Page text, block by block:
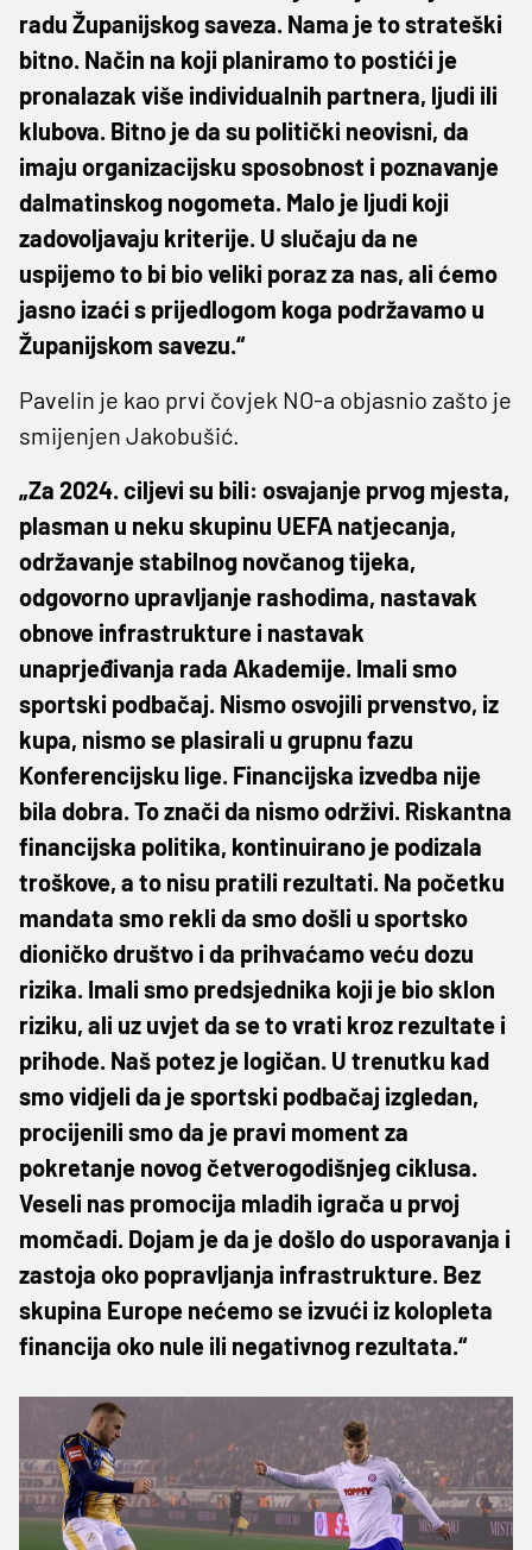
radu Županijskog saveza. Nama je to strateški
bitno. Način na koji planiramo to postići je
pronalazak više individualnih partnera, ljudi ili
klubova. Bitno je da su politički neovisni, da
imaju organizacijsku sposobnost i poznavanje
dalmatinskog nogometa. Malo je ljudi koji
zadovoljavaju kriterije. U slučaju da ne
uspijemo to bi bio veliki poraz za nas, ali ćemo
jasno izaći s prijedlogom koga podržavamo u
Županijskom savezu.“
Pavelin je kao prvi čovjek NO-a objasnio zašto je
smijenjen Jakobušić.
„Za 2024. ciljevi su bili: osvajanje prvog mjesta,
plasman u neku skupinu UEFA natjecanja,
održavanje stabilnog novčanog tijeka,
odgovorno upravljanje rashodima, nastavak
obnove infrastrukture i nastavak
unaprjeđivanja rada Akademije. Imali smo
sportski podbačaj. Nismo osvojili prvenstvo, iz
kupa, nismo se plasirali u grupnu fazu
Konferencijsku lige. Financijska izvedba nije
bila dobra. To znači da nismo održivi. Riskantna
financijska politika, kontinuirano je podizala
troškove, a to nisu pratili rezultati. Na početku
mandata smo rekli da smo došli u sportsko
dioničko društvo i da prihvaćamo veću dozu
rizika. Imali smo predsjednika koji je bio sklon
riziku, ali uz uvjet da se to vrati kroz rezultate i
prihode. Naš potez je logičan. U trenutku kad
smo vidjeli da je sportski podbačaj izgledan,
procijenili smo da je pravi moment za
pokretanje novog četverogodišnjeg ciklusa.
Veseli nas promocija mladih igrača u prvoj
momčadi. Dojam je da je došlo do usporavanja i
zastoja oko popravljanja infrastrukture. Bez
skupina Europe nećemo se izvući iz kolopleta
financija oko nule ili negativnog rezultata.“